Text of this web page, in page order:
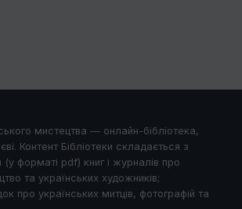
мистецтва — онлайн-бібліотека,
Контент Бібліотеки складається з
(у форматі pdf) книг і журналів про
та українських художників;
про українських митців, фотографій та